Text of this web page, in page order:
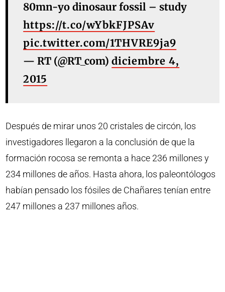
80mn-yo dinosaur fossil – study
https://t.co/wYbkFJPSAv
pic.twitter.com/1THVRE9ja9
— RT (@RT_com)diciembre 4,
2015
Después de mirar unos 20 cristales de circón, los
investigadores llegaron a la conclusión de que la
formación rocosa se remonta a hace 236 millones y
234 millones de años. Hasta ahora, los paleontólogos
habían pensado los fósiles de Chañares tenían entre
247 millones a 237 millones años.